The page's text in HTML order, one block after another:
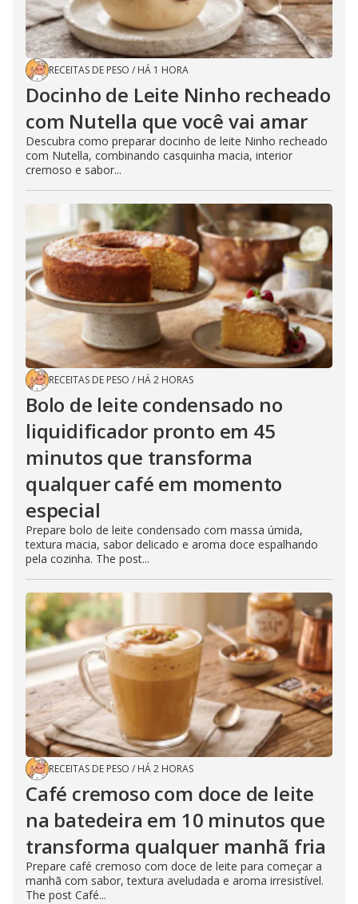
RECEITAS DE PESO / HÁ 1 HORA
Docinho de Leite Ninho recheado
com Nutella que você vai amar
Descubra como preparar docinho de leite Ninho recheado
com Nutella, combinando casquinha macia, interior
cremoso e sabor...
RECEITAS DE PESO / HÁ 2 HORAS
Bolo de leite condensado no
liquidificador pronto em 45
minutos que transforma
qualquer café em momento
especial
Prepare bolo de leite condensado com massa úmida,
textura macia, sabor delicado e aroma doce espalhando
pela cozinha. The post...
RECEITAS DE PESO / HÁ 2 HORAS
Café cremoso com doce de leite
na batedeira em 10 minutos que
transforma qualquer manhã fria
Prepare café cremoso com doce de leite para começar a
manhã com sabor, textura aveludada e aroma irresistível.
The post Café...